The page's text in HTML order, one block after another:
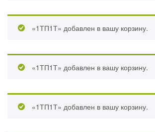
«1ТП1Т» добавлен в вашу корзину.
«1ТП1Т» добавлен в вашу корзину.
«1ТП1Т» добавлен в вашу корзину.